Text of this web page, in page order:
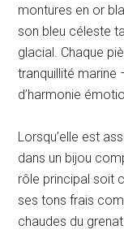
montures en or
son bleu céleste
glacial. Chaque
tranquillité marine
d’harmonie
Lorsqu’elle est
dans un bijou
rôle principal soit
ses tons frais
chaudes du